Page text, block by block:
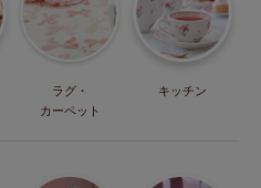
ラグ・
カーペット
キッチン